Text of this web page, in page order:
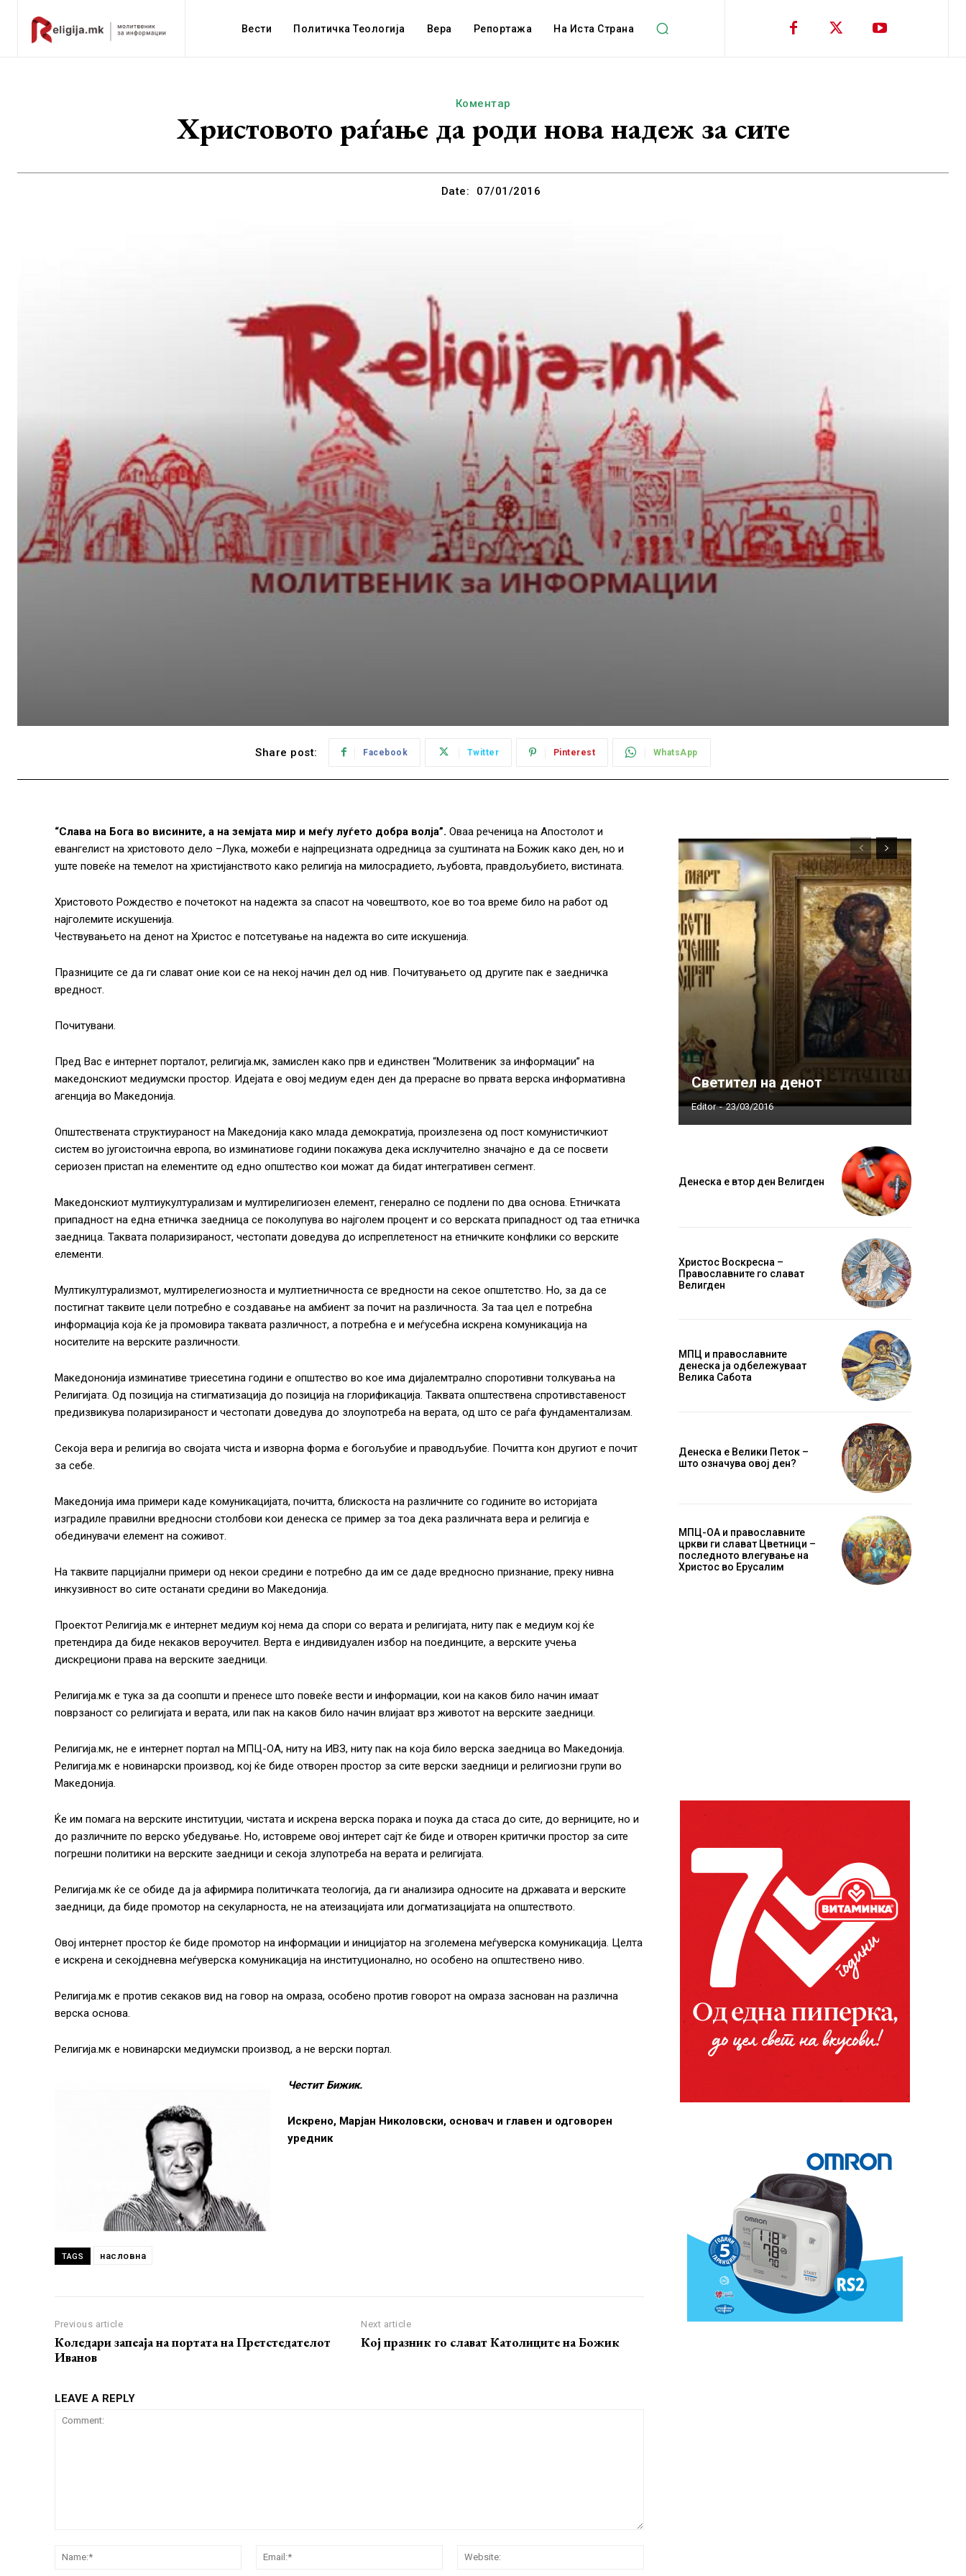
Вести Политичка Теологија Вера Репортажа На Иста Страна
Коментар
Христовото раѓање да роди нова надеж за сите
Date: 07/01/2016
Share post: Facebook Twitter Pinterest WhatsApp
“Слава на Бога во висините, а на земјата мир и меѓу луѓето добра волја”. Оваа реченица на Апостолот и
евангелист на христовото дело –Лука, можеби е најпрецизната одредница за суштината на Божик како ден, но и
уште повеќе на темелот на христијанството како религија на милосрадието, љубовта, правдољубието, вистината.
Христовото Рождество е почетокот на надежта за спасот на човештвото, кое во тоа време било на работ од
најголемите искушенија.
Чествувањето на денот на Христос е потсетување на надежта во сите искушенија.
Празниците се да ги слават оние кои се на некој начин дел од нив. Почитувањето од другите пак е заедничка
вредност.
Почитувани.
Пред Вас е интернет порталот, религија.мк, замислен како прв и единствен “Молитвеник за информации” на
македонскиот медиумски простор. Идејата е овој медиум еден ден да прерасне во првата верска информативна
агенција во Македонија.
Општествената структиураност на Македонија како млада демократија, произлезена од пост комунистичкиот
систем во југоистоична европа, во изминатиове години покажува дека исклучително значајно е да се посвети
сериозен пристап на елементите од едно општество кои можат да бидат интегративен сегмент.
Македонскиот мултиукултурализам и мултирелигиозен елемент, генерално се подлени по два основа. Етничката
припадност на една етничка заедница се поколупува во најголем процент и со верската припадност од таа етничка
заедница. Таквата поларизираност, честопати доведува до испреплетеност на етничките конфлики со верските
елементи.
Мултикултурализмот, мултирелегиозноста и мултиетничноста се вредности на секое општетство. Но, за да се
постигнат таквите цели потребно е создавање на амбиент за почит на различноста. За таа цел е потребна
информација која ќе ја промовира таквата различност, а потребна е и меѓусебна искрена комуникација на
носителите на верските различности.
Македононија изминативе триесетина години е општество во кое има дијалемтрално споротивни толкувања на
Религијата. Од позиција на стигматизација до позиција на глорификација. Таквата општествена спротивставеност
предизвикува поларизираност и честопати доведува до злоупотреба на верата, од што се раѓа фундаментализам.
Секоја вера и религија во својата чиста и изворна форма е богољубие и праводљубие. Почитта кон другиот е почит
за себе.
Македонија има примери каде комуникацијата, почитта, блискоста на различните со годините во историјата
изградиле правилни вредносни столбови кои денеска се пример за тоа дека различната вера и религија е
обединувачи елемент на соживот.
На таквите парцијални примери од некои средини е потребно да им се даде вредносно признание, преку нивна
инкузивност во сите останати средини во Македонија.
Проектот Религија.мк е интернет медиум кој нема да спори со верата и религијата, ниту пак е медиум кој ќе
претендира да биде некаков вероучител. Верта е индивидуален избор на поединците, а верските учења
дискрециони права на верските заедници.
Религија.мк е тука за да соопшти и пренесе што повеќе вести и информации, кои на каков било начин имаат
поврзаност со религијата и верата, или пак на каков било начин влијаат врз животот на верските заедници.
Религија.мк, не е интернет портал на МПЦ-ОА, ниту на ИВЗ, ниту пак на која било верска заедница во Македонија.
Религија.мк е новинарски производ, кој ќе биде отворен простор за сите верски заедници и религиозни групи во
Македонија.
Ќе им помага на верските институции, чистата и искрена верска порака и поука да стаса до сите, до верниците, но и
до различните по верско убедување. Но, истовреме овој интерет сајт ќе биде и отворен критички простор за сите
погрешни политики на верските заедници и секоја злупотреба на верата и религијата.
Религија.мк ќе се обиде да ја афирмира политичката теологија, да ги анализира односите на државата и верските
заедници, да биде промотор на секуларноста, не на атеизацијата или догматизацијата на општеството.
Овој интернет простор ќе биде промотор на информации и иницијатор на зголемена меѓуверска комуникација. Целта
е искрена и секојдневна меѓуверска комуникација на институционално, но особено на општествено ниво.
Религија.мк е против секаков вид на говор на омраза, особено против говорот на омраза заснован на различна
верска основа.
Религија.мк е новинарски медиумски производ, а не верски портал.
Честит Бижик.
Искрено, Марјан Николовски, основач и главен и одговорен
уредник
TAGS насловна
Previous article
Коледари запеаја на портата на Претстедателот
Иванов
Next article
Кој празник го слават Католиците на Божик
LEAVE A REPLY
Name:*
Email:*
Светител на денот
Editor - 23/03/2016
Денеска е втор ден Велигден
Христос Воскресна –
Православните го слават
Велигден
МПЦ и православните
денеска ја одбележуваат
Велика Сабота
Денеска е Велики Петок –
што означува овој ден?
МПЦ-ОА и православните
цркви ги слават Цветници –
последното влегување на
Христос во Ерусалим